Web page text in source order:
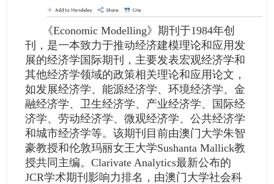
《Economic Modelling》期刊于1984年创
刊，是一本致力于推动经济建模理论和应用发
展的经济学国际期刊，主要发表宏观经济学和
其他经济学领域的政策相关理论和应用论文，
如发展经济学、能源经济学、环境经济学、金
融经济学、卫生经济学、产业经济学、国际经
济学、劳动经济学、微观经济学、公共经济学
和城市经济学等。该期刊目前由澳门大学朱智
豪教授和伦敦玛丽女王大学Sushanta Mallick教
授共同主编。Clarivate Analytics最新公布的
JCR学术期刊影响力排名，由澳门大学社会科